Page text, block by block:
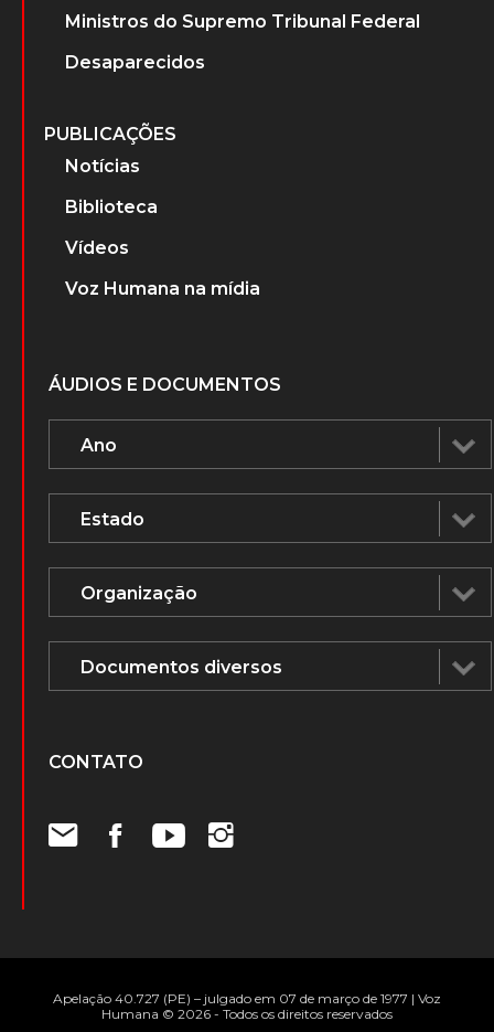
Ministros do Supremo Tribunal Federal
Desaparecidos
PUBLICAÇÕES
Notícias
Biblioteca
Vídeos
Voz Humana na mídia
ÁUDIOS E DOCUMENTOS
CONTATO
Apelação 40.727 (PE) – julgado em 07 de março de 1977 | Voz
Humana © 2026 - Todos os direitos reservados